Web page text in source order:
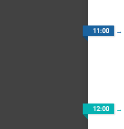
11:00 →
12:00 →